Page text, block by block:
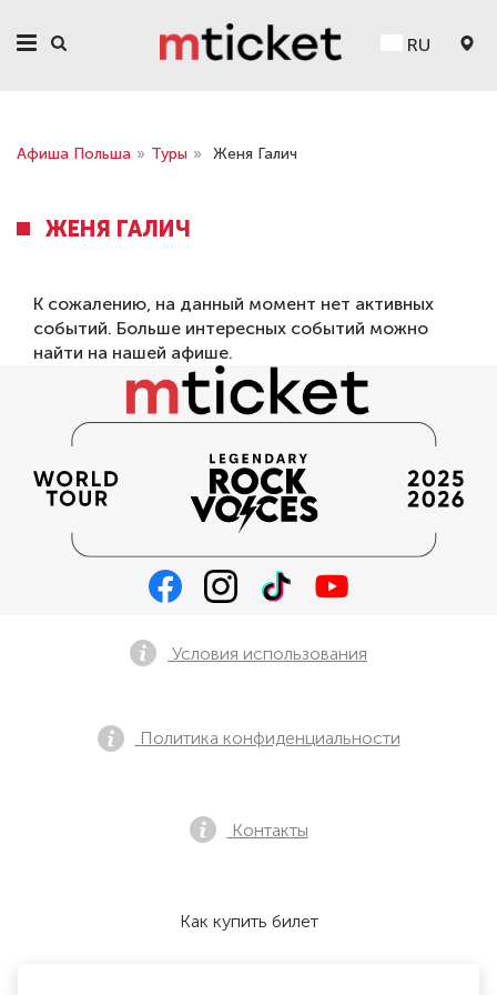
RU
Афиша Польша » Туры » Женя Галич
ЖЕНЯ ГАЛИЧ
К сожалению, на данный момент нет активных
событий. Больше интересных событий можно
найти на нашей афише.
Условия использования
Политика конфиденциальности
Контакты
Как купить билет